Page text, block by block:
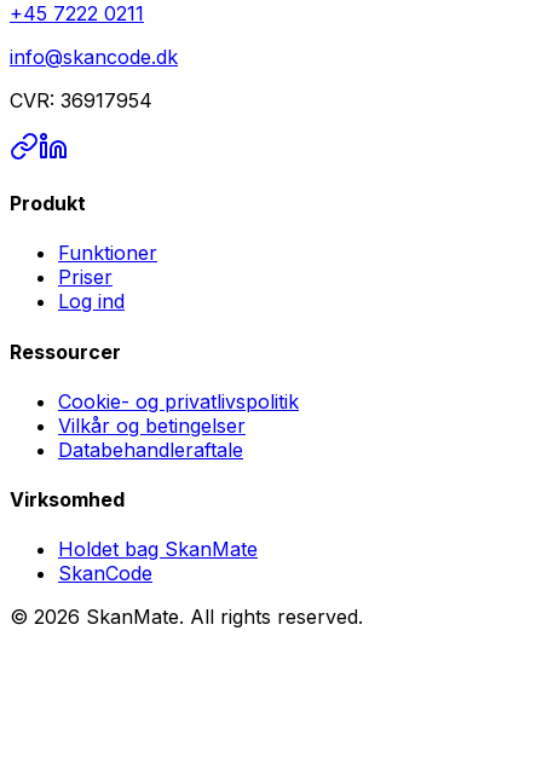
+45 7222 0211
info@skancode.dk
CVR: 36917954
Produkt
Funktioner
Priser
Log ind
Ressourcer
Cookie- og privatlivspolitik
Vilkår og betingelser
Databehandleraftale
Virksomhed
Holdet bag SkanMate
SkanCode
© 2026 SkanMate. All rights reserved.